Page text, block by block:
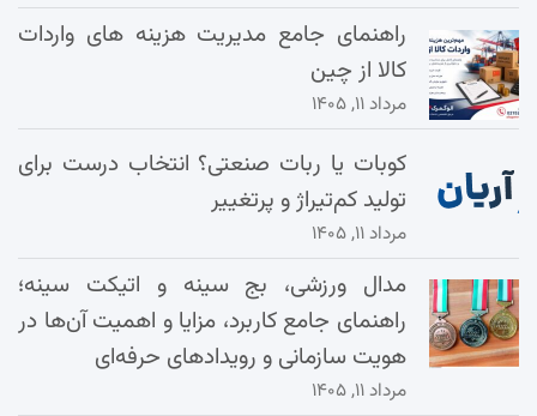
راهنمای جامع مدیریت هزینه‌ های واردات
کالا از چین
مرداد ۱۱, ۱۴۰۵
کوبات یا ربات صنعتی؟ انتخاب درست برای
تولید کم‌تیراژ و پرتغییر
مرداد ۱۱, ۱۴۰۵
مدال ورزشی، بج سینه و اتیکت سینه؛
راهنمای جامع کاربرد، مزایا و اهمیت آن‌ها در
هویت سازمانی و رویدادهای حرفه‌ای
مرداد ۱۱, ۱۴۰۵